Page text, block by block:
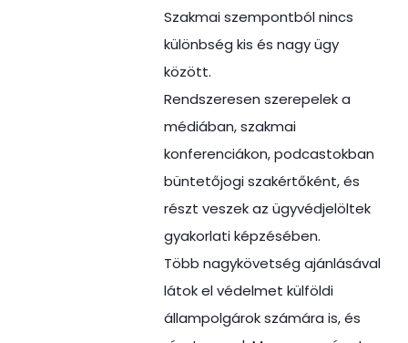
Szakmai szempontból nincs
különbség kis és nagy ügy
között.
Rendszeresen szerepelek a
médiában, szakmai
konferenciákon, podcastokban
büntetőjogi szakértőként, és
részt veszek az ügyvédjelöltek
gyakorlati képzésében.
Több nagykövetség ajánlásával
látok el védelmet külföldi
állampolgárok számára is, és